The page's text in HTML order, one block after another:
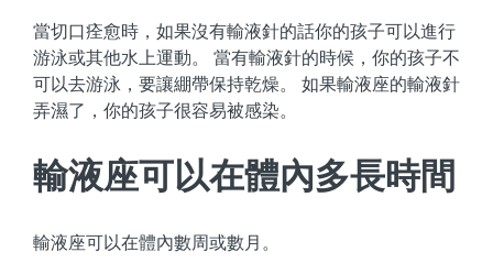
當切口痊愈時，如果沒有輸液針的話你的孩子可以進行
游泳或其他水上運動。 當有輸液針的時候，你的孩子不
可以去游泳，要讓綳帶保持乾燥。 如果輸液座的輸液針
弄濕了，你的孩子很容易被感染。
輸液座可以在體內多長時間
輸液座可以在體內數周或數月。